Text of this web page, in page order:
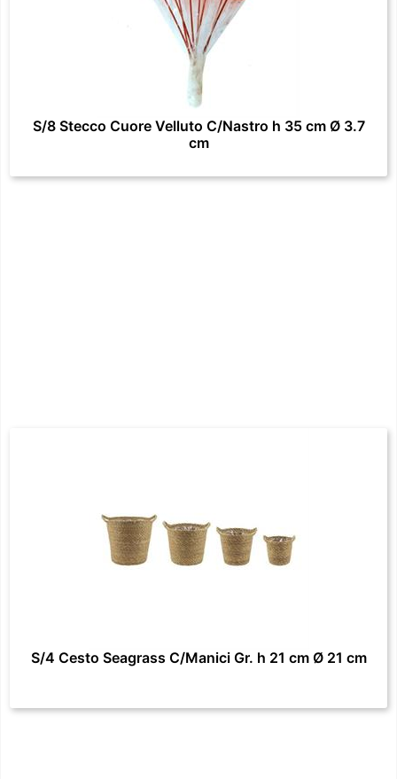
S/8 Stecco Cuore Velluto C/Nastro h 35 cm Ø 3.7
cm
S/4 Cesto Seagrass C/Manici Gr. h 21 cm Ø 21 cm